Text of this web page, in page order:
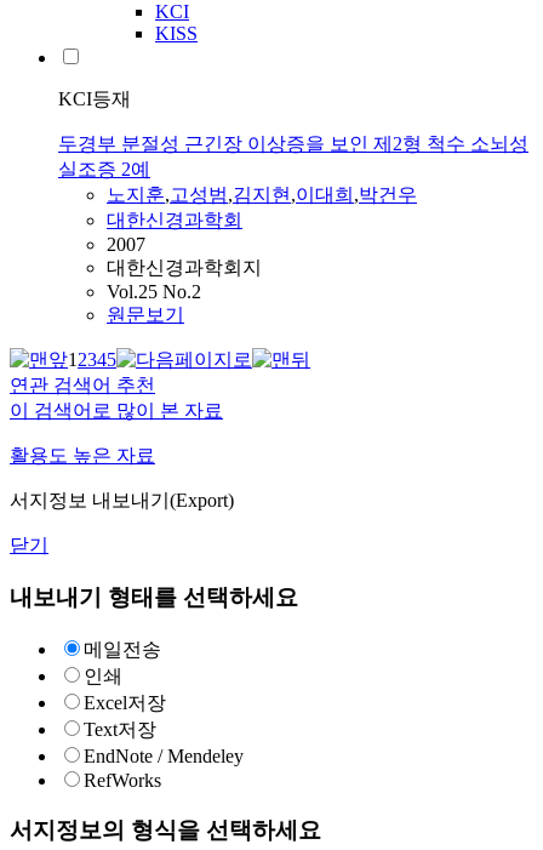
KCI
KISS
KCI등재
두경부 분절성 근긴장 이상증을 보인 제2형 척수 소뇌성
실조증 2예
노지훈,고성범,김지현,이대희 ,박건우
대한신경과학회
2007
대한신경과학회지
Vol.25 No.2
원문보기
12345
연관 검색어 추천
이 검색어로 많이 본 자료
활용도 높은 자료
서지정보 내보내기(Export)
닫기
내보내기 형태를 선택하세요
메일전송
인쇄
Excel저장
Text저장
EndNote / Mendeley
RefWorks
서지정보의 형식을 선택하세요